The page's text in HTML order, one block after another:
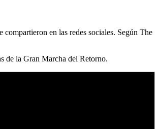
en las redes sociales. Según The
de la Gran Marcha del Retorno.